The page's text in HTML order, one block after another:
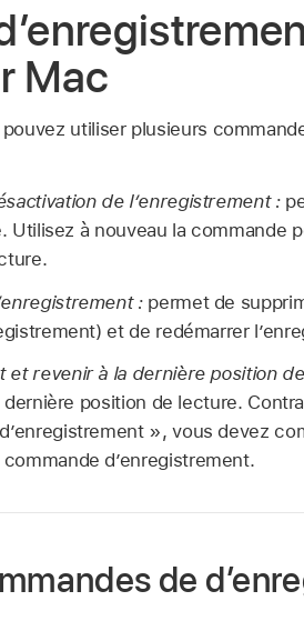
Mac
utiliser plusieurs
de l’enregistrement :
à nouveau la commande
:permet de
et de redémarrer
et revenir à la dernière position
position de lecture.
», vous devez
d’enregistrement.
de